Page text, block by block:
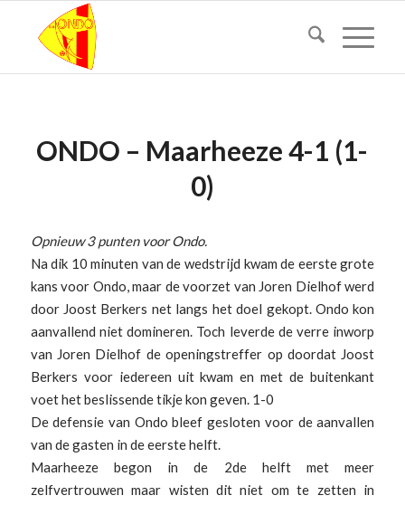
ONDO – Maarheeze 4-1 (1-
0)
Opnieuw 3 punten voor Ondo.
Na dik 10 minuten van de wedstrijd kwam de eerste grote
kans voor Ondo, maar de voorzet van Joren Dielhof werd
door Joost Berkers net langs het doel gekopt. Ondo kon
aanvallend niet domineren. Toch leverde de verre inworp
van Joren Dielhof de openingstreffer op doordat Joost
Berkers voor iedereen uit kwam en met de buitenkant
voet het beslissende tikje kon geven. 1-0
De defensie van Ondo bleef gesloten voor de aanvallen
van de gasten in de eerste helft.
Maarheeze begon in de 2de helft met meer
zelfvertrouwen maar wisten dit niet om te zetten in